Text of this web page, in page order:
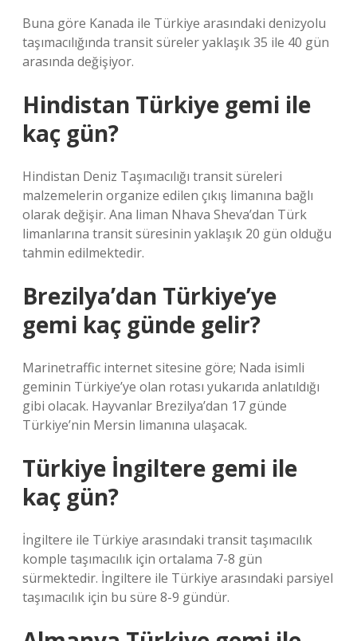
Buna göre Kanada ile Türkiye arasındaki denizyolu
taşımacılığında transit süreler yaklaşık 35 ile 40 gün
arasında değişiyor.
Hindistan Türkiye gemi ile
kaç gün?
Hindistan Deniz Taşımacılığı transit süreleri
malzemelerin organize edilen çıkış limanına bağlı
olarak değişir. Ana liman Nhava Sheva’dan Türk
limanlarına transit süresinin yaklaşık 20 gün olduğu
tahmin edilmektedir.
Brezilya’dan Türkiye’ye
gemi kaç günde gelir?
Marinetraffic internet sitesine göre; Nada isimli
geminin Türkiye’ye olan rotası yukarıda anlatıldığı
gibi olacak. Hayvanlar Brezilya’dan 17 günde
Türkiye’nin Mersin limanına ulaşacak.
Türkiye İngiltere gemi ile
kaç gün?
İngiltere ile Türkiye arasındaki transit taşımacılık
komple taşımacılık için ortalama 7-8 gün
sürmektedir. İngiltere ile Türkiye arasındaki parsiyel
taşımacılık için bu süre 8-9 gündür.